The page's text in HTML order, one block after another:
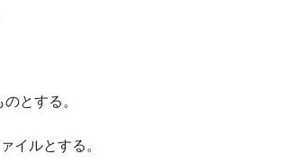
とする。
イルとする。